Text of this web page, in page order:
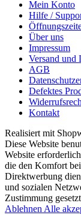
Mein Konto
Hilfe /
Über uns
Impressum
Versand und
AGB
Defektes
Kontakt
Realisiert mit
Diese Website
Website
die den Komfort
Direktwerbung
und sozialen
Zustimmung
Ablehnen Alle